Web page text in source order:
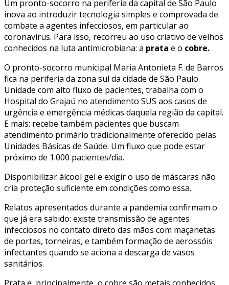
Um pronto-socorro na periferia da capital de São Paulo
inova ao introduzir tecnologia simples e comprovada de
combate a agentes infecciosos, em particular ao
coronavírus. Para isso, recorreu ao uso criativo de velhos
conhecidos na luta antimicrobiana: a prata e o cobre.
O pronto-socorro municipal Maria Antonieta F. de Barros
fica na periferia da zona sul da cidade de São Paulo.
Unidade com alto fluxo de pacientes, trabalha com o
Hospital do Grajaú no atendimento SUS aos casos de
urgência e emergência médicas daquela região da capital.
E mais: recebe também pacientes que buscam
atendimento primário tradicionalmente oferecido pelas
Unidades Básicas de Saúde. Um fluxo que pode estar
próximo de 1.000 pacientes/dia.
Disponibilizar álcool gel e exigir o uso de máscaras não
cria proteção suficiente em condições como essa.
Relatos apresentados durante a pandemia confirmam o
que já era sabido: existe transmissão de agentes
infecciosos no contato direto das mãos com maçanetas
de portas, torneiras, e também formação de aerossóis
infectantes quando se aciona a descarga de vasos
sanitários.